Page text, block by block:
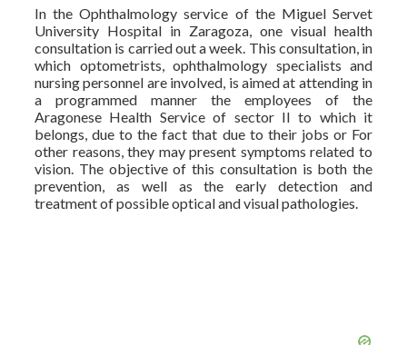
In the Ophthalmology service of the Miguel Servet
University Hospital in Zaragoza, one visual health
consultation is carried out a week. This consultation, in
which optometrists, ophthalmology specialists and
nursing personnel are involved, is aimed at attending in
a programmed manner the employees of the
Aragonese Health Service of sector II to which it
belongs, due to the fact that due to their jobs or For
other reasons, they may present symptoms related to
vision. The objective of this consultation is both the
prevention, as well as the early detection and
treatment of possible optical and visual pathologies.